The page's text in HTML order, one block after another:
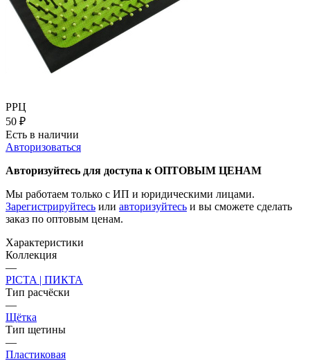
РРЦ
50 ₽
Есть в наличии
Авторизоваться
Авторизуйтесь для доступа к ОПТОВЫМ ЦЕНАМ
Мы работаем только с ИП и юридическими лицами.
Зарегистрируйтесь или авторизуйтесь и вы сможете сделать
заказ по оптовым ценам.
Характеристики
Коллекция
—
PICTA | ПИКТА
Тип расчёски
—
Щётка
Тип щетины
—
Пластиковая